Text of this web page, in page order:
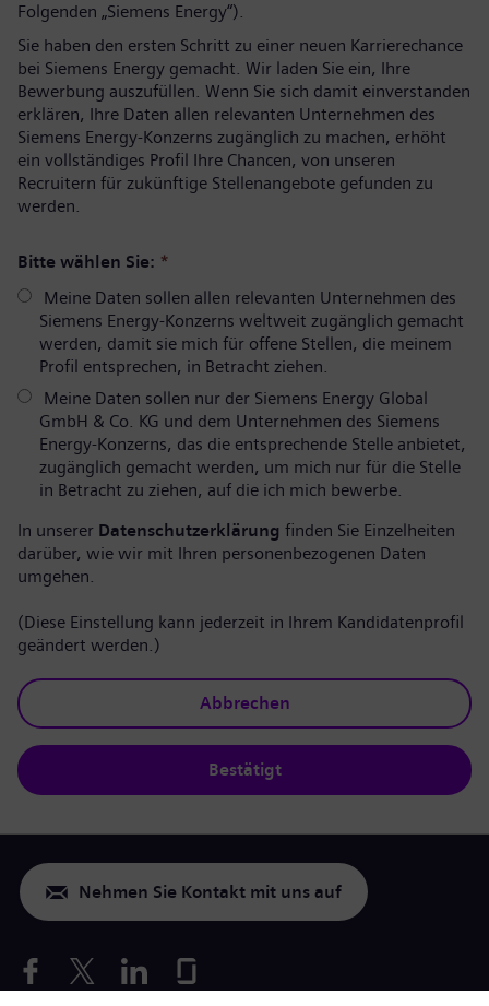
Folgenden „Siemens Energy“).
Sie haben den ersten Schritt zu einer neuen Karrierechance
bei Siemens Energy gemacht. Wir laden Sie ein, Ihre
Bewerbung auszufüllen. Wenn Sie sich damit einverstanden
erklären, Ihre Daten allen relevanten Unternehmen des
Siemens Energy-Konzerns zugänglich zu machen, erhöht
ein vollständiges Profil Ihre Chancen, von unseren
Recruitern für zukünftige Stellenangebote gefunden zu
werden.
Bitte wählen Sie: *
Meine Daten sollen allen relevanten Unternehmen des
Siemens Energy-Konzerns weltweit zugänglich gemacht
werden, damit sie mich für offene Stellen, die meinem
Profil entsprechen, in Betracht ziehen.
Meine Daten sollen nur der Siemens Energy Global
GmbH & Co. KG und dem Unternehmen des Siemens
Energy-Konzerns, das die entsprechende Stelle anbietet,
zugänglich gemacht werden, um mich nur für die Stelle
in Betracht zu ziehen, auf die ich mich bewerbe.
In unserer Datenschutzerklärung finden Sie Einzelheiten
darüber, wie wir mit Ihren personenbezogenen Daten
umgehen.
(Diese Einstellung kann jederzeit in Ihrem Kandidatenprofil
geändert werden.)
Abbrechen
Bestätigt
Nehmen Sie Kontakt mit uns auf